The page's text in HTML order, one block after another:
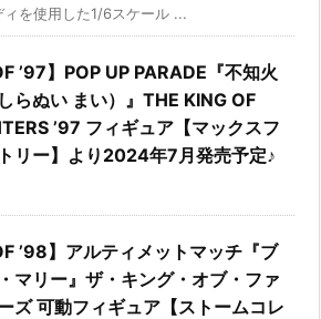
ィを使用した1/6スケール ...
’97】POP UP PARADE『不知火
らぬい まい）』THE KING OF
’97 フィギュア【マックスフ
リー】より2024年7月発売予定♪
’98】アルティメットマッチ『ブ
マリー』ザ・キング・オブ・ファ
ズ 可動フィギュア【ストームコレ